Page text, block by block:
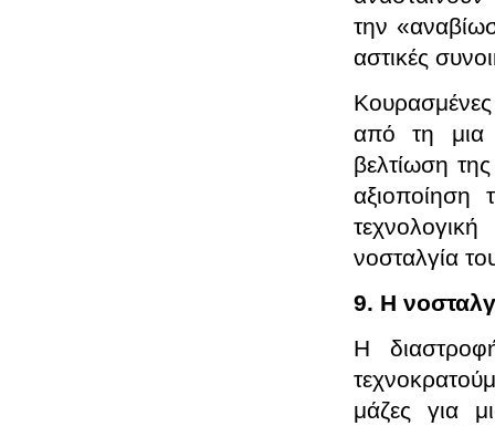
την
αστικές
από τη μια
βελτίωση
αξιοποίηση
νοσταλγία
9. Η
Η
μάζες για